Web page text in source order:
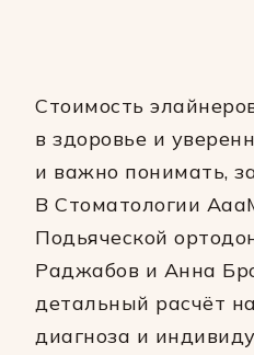
Стоимость
в здоровье и
и важно понимать,
В Стоматологии
Подьяческой
Раджабов и Анна
детальный расчёт
диагноза и